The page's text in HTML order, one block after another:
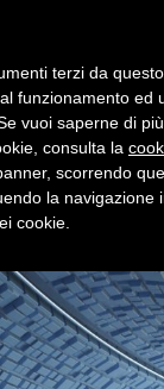
terzi da
funzionamento ed
vuoi saperne di
consulta la
scorrendo
la navigazione
cookie.